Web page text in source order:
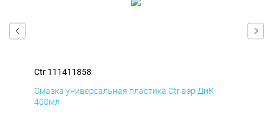
Ctr 111411858
Смазка универсальная пластика Ctr аэр ДиК
400мл